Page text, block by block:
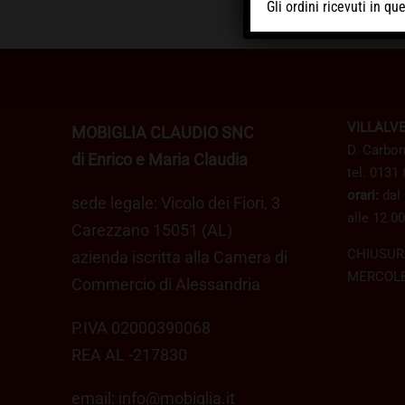
MOBIGLIA CLAUDIO SNC
di Enrico e Maria Claudia
sede legale: Vicolo dei Fiori, 3
Carezzano 15051 (AL)
azienda iscritta alla Camera di
Commercio di Alessandria
P.IVA 02000390068
REA AL -217830
email: info@mobiglia.it
D.
tel. 0131
orari: dal
alle
Gli ordini ricevuti in